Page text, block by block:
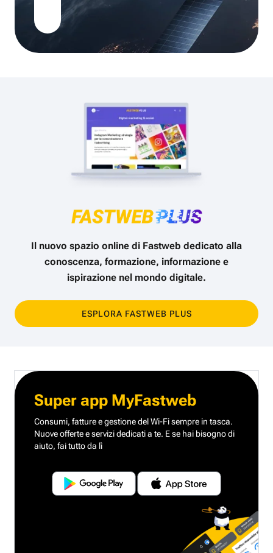
Il nuovo spazio online di Fastweb dedicato alla
conoscenza, formazione, informazione e
ispirazione nel mondo digitale.
ESPLORA FASTWEB PLUS
Super app MyFastweb
Consumi, fatture e gestione del Wi-Fi sempre in tasca.
Nuove offerte e servizi dedicati a te. E se hai bisogno di
aiuto, fai tutto da lì